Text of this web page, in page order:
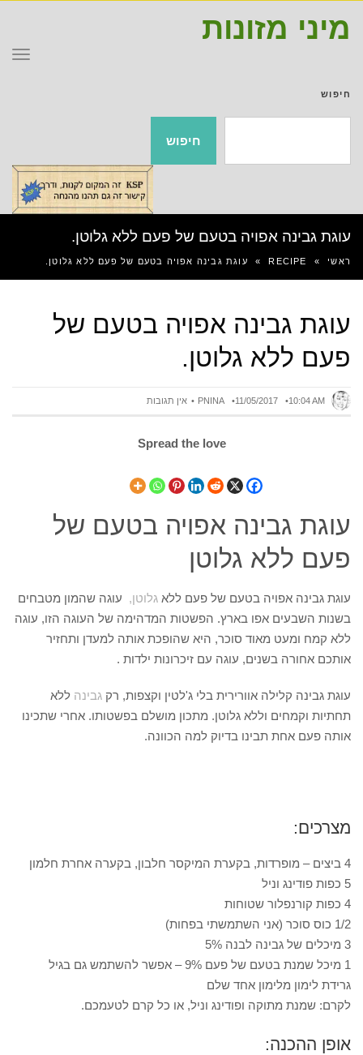
מיני מזונות
חיפוש
חיפוש
עוגת גבינה אפויה בטעם של פעם ללא גלוטן.
ראשי »
RECIPE
» עוגת גבינה אפויה בטעם של פעם ללא גלוטן.
עוגת גבינה אפויה בטעם של
פעם ללא גלוטן.
PNINA 11/05/2017 10:04 AM אין תגובות
Spread the love
עוגת גבינה אפויה בטעם של
פעם ללא גלוטן
עוגת גבינה אפויה בטעם של פעם ללא גלוטן, עוגה שהמון מטבחים
בשנות השבעים אפו בארץ. הפשטות המדהימה של העוגה הזו, עוגה
ללא קמח ומעט מאוד סוכר, היא שהופכת אותה למעדן ותחזיר
אותכם אחורה בשנים, עוגה עם זיכרונות ילדות .
עוגת גבינה קלילה אוורירית בלי ג'לטין וקצפות, רק גבינה ללא
תחתיות וקמחים וללא גלוטן. מתכון מושלם בפשטותו. אחרי שתכינו
אותה פעם אחת תבינו בדיוק למה הכוונה.
מצרכים:
4 ביצים – מופרדות, בקערת המיקסר חלבון, בקערה אחרת חלמון
5 כפות פודינג וניל
4 כפות קורנפלור שטוחות
1/2 כוס סוכר (אני השתמשתי בפחות)
3 מיכלים של גבינה לבנה 5%
1 מיכל שמנת בטעם של פעם 9% – אפשר להשתמש גם בגיל
גרידת לימון מלימון אחד שלם
לקרם: שמנת מתוקה ופודינג וניל, או כל קרם לטעמכם.
אופן ההכנה: